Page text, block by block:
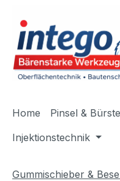
Zur
Home Pinsel &
Injektionstechnik
Gummischieber &